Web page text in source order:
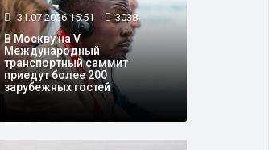
жалобы защиты
31.07.2026 15:51 3038
В Москву на V
Международный
транспортный саммит
приедут более 200
зарубежных гостей